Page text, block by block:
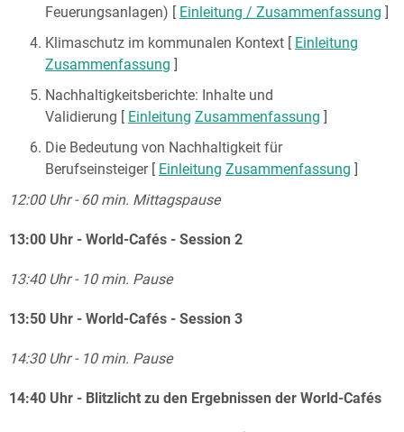
Feuerungsanlagen) [ Einleitung / Zusammenfassung ]
Klimaschutz im kommunalen Kontext [ Einleitung
Zusammenfassung ]
Nachhaltigkeitsberichte: Inhalte und
Validierung [ Einleitung Zusammenfassung ]
Die Bedeutung von Nachhaltigkeit für
Berufseinsteiger [ Einleitung Zusammenfassung ]
12:00 Uhr - 60 min. Mittagspause
13:00 Uhr - World-Cafés - Session 2
13:40 Uhr - 10 min. Pause
13:50 Uhr - World-Cafés - Session 3
14:30 Uhr - 10 min. Pause
14:40 Uhr - Blitzlicht zu den Ergebnissen der World-Cafés